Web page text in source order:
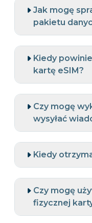
Jak mogę
pakietu
Kiedy
kartę eSIM?
Czy mogę
wysyłać
Kiedy
Czy mogę
fizycznej